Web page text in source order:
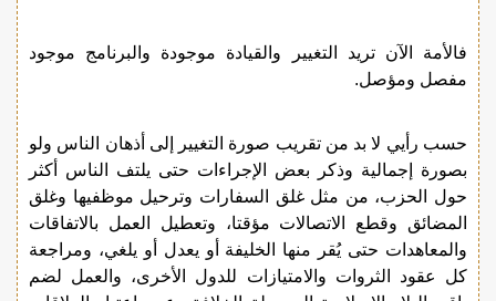
فالأمة الآن تريد التغيير والقيادة موجودة والبرنامج موجود
مفصل ومؤصل.
حسب رأيي لا بد من تقريب صورة التغيير إلى أذهان الناس ولو
بصورة إجمالية وذكر بعض الإجراءات حتى يلتف الناس أكثر
حول الحزب، من مثل غلق السفارات وترحيل موظفيها وغلق
المضائق وقطع الاتصالات مؤقتا، وتعطيل العمل بالاتفاقات
والمعاهدات حتى يُقر منها الخليفة أو يعدل أو يلغي، ومراجعة
كل عقود الثروات والامتيازات للدول الأخرى، والعمل لضم